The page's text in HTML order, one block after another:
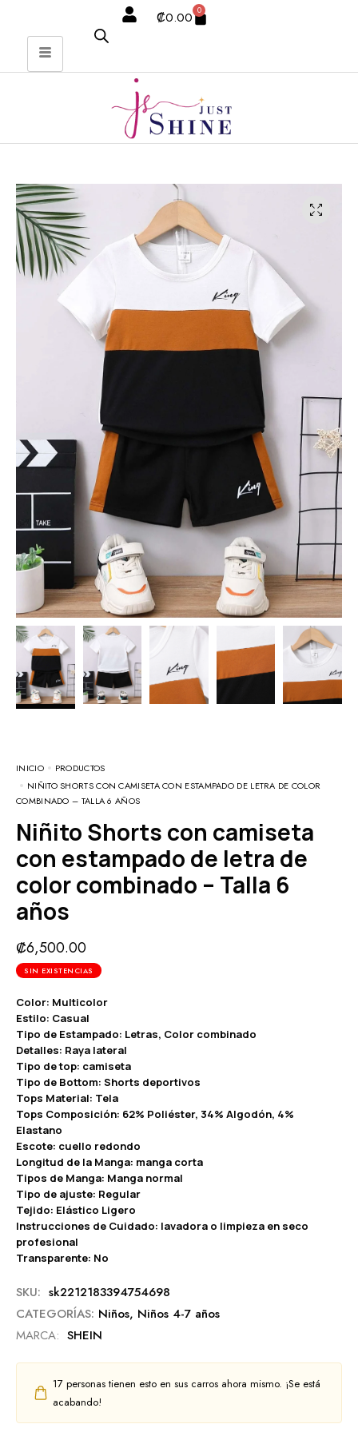
₡0.00 0
INICIO
PRODUCTOS
NIÑITO SHORTS CON CAMISETA CON ESTAMPADO DE LETRA DE COLOR
COMBINADO – TALLA 6 AÑOS
Niñito Shorts con camiseta
con estampado de letra de
color combinado – Talla 6
años
₡6,500.00
SIN EXISTENCIAS
Color: Multicolor
Estilo: Casual
Tipo de Estampado: Letras, Color combinado
Detalles: Raya lateral
Tipo de top: camiseta
Tipo de Bottom: Shorts deportivos
Tops Material: Tela
Tops Composición: 62% Poliéster, 34% Algodón, 4%
Elastano
Escote: cuello redondo
Longitud de la Manga: manga corta
Tipos de Manga: Manga normal
Tipo de ajuste: Regular
Tejido: Elástico Ligero
Instrucciones de Cuidado: lavadora o limpieza en seco
profesional
Transparente: No
SKU: sk2212183394754698
CATEGORÍAS: Niños, Niños 4-7 años
MARCA: SHEIN
17 personas tienen esto en sus carros ahora mismo. ¡Se está
acabando!